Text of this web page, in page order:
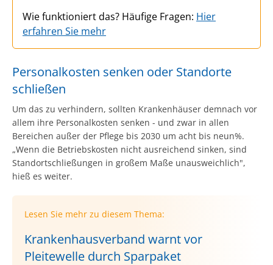
Wie funktioniert das? Häufige Fragen: Hier
erfahren Sie mehr
Personalkosten senken oder Standorte
schließen
Um das zu verhindern, sollten Krankenhäuser demnach vor
allem ihre Personalkosten senken - und zwar in allen
Bereichen außer der Pflege bis 2030 um acht bis neun%.
„Wenn die Betriebskosten nicht ausreichend sinken, sind
Standortschließungen in großem Maße unausweichlich",
hieß es weiter.
Lesen Sie mehr zu diesem Thema:
Krankenhausverband warnt vor
Pleitewelle durch Sparpaket